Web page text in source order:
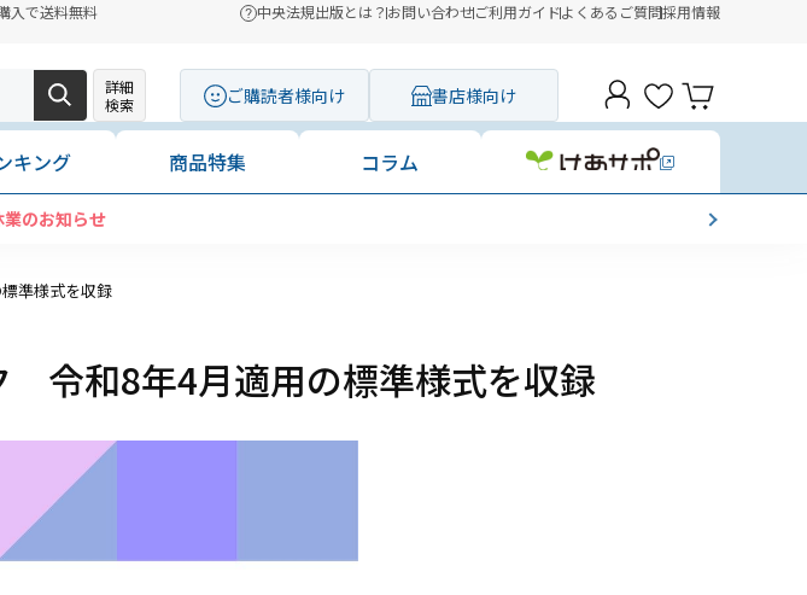
入で送料無料 中央法規出版とは？お問い合わせご利用ガイドよくあるご質問採用情報
詳細
検索
ご購読者様向け 書店様向け
キング 商品特集 コラム
業のお知らせ
準様式を収録
令和8年4月適用の標準様式を収録